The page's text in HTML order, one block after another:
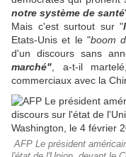
notre système de santé
Mais c'est surtout sur "
Etats-Unis et le "boom
d'un discours sans
marché" , a-t-il
commerciaux avec la
AFP Le président